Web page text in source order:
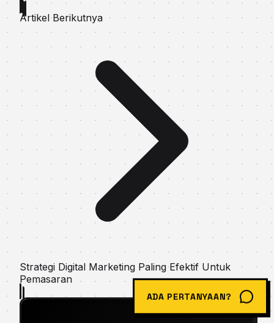
Artikel Berikutnya
Strаtеgі Dіgіtаl Mаrkеtіng Pаlіng Efеktіf Untuk
Pеmаѕаrаn
ADA PERTANYAAN?